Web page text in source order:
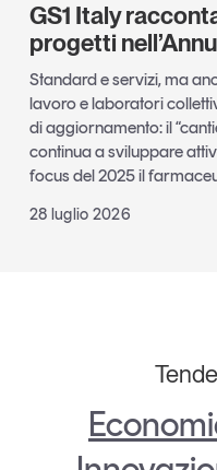
GS1 Italy
progetti
Standard e servizi, ma
lavoro e laboratori
di aggiornamento: il
continua a sviluppare
focus del 2025 il
28 luglio 2026